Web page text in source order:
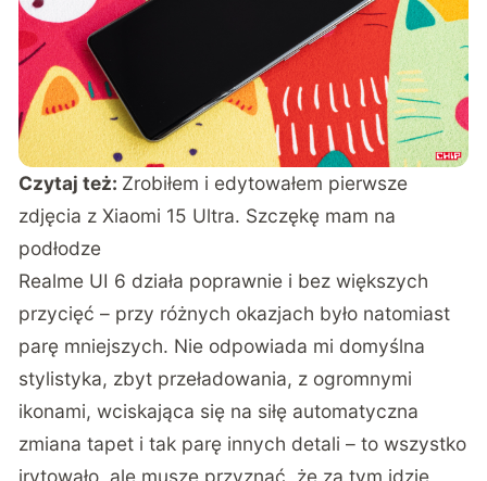
Czytaj też: Zrobiłem i edytowałem pierwsze
zdjęcia z Xiaomi 15 Ultra. Szczękę mam na
podłodze
Realme UI 6 działa poprawnie i bez większych
przycięć – przy różnych okazjach było natomiast
parę mniejszych. Nie odpowiada mi domyślna
stylistyka, zbyt przeładowania, z ogromnymi
ikonami, wciskająca się na siłę automatyczna
zmiana tapet i tak parę innych detali – to wszystko
irytowało, ale muszę przyznać, że za tym idzie